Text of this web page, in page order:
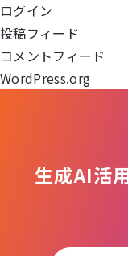
シ
ョ
ン
ログイン
投稿フィード
コメントフィード
WordPress.org
生成AI活